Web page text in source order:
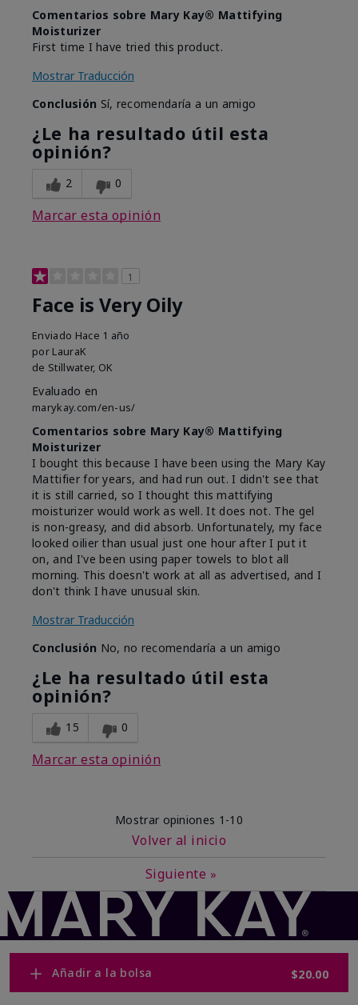
Añadir a la bolsa $20.00
Comentarios sobre Mary Kay® Mattifying
Moisturizer
First time I have tried this product.
Mostrar Traducción
Conclusión Sí, recomendaría a un amigo
¿Le ha resultado útil esta
opinión?
2 0
Marcar esta opinión
1
Face is Very Oily
Enviado Hace 1 año
por LauraK
de Stillwater, OK
Evaluado en
marykay.com/en-us/
Comentarios sobre Mary Kay® Mattifying
Moisturizer
I bought this because I have been using the Mary Kay
Mattifier for years, and had run out. I didn't see that
it is still carried, so I thought this mattifying
moisturizer would work as well. It does not. The gel
is non-greasy, and did absorb. Unfortunately, my face
looked oilier than usual just one hour after I put it
on, and I've been using paper towels to blot all
morning. This doesn't work at all as advertised, and I
don't think I have unusual skin.
Mostrar Traducción
Conclusión No, no recomendaría a un amigo
¿Le ha resultado útil esta
opinión?
15 0
Marcar esta opinión
Mostrar opiniones 1-10
Volver al inicio
Siguiente »